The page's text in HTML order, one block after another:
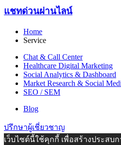
แชทด่วนผ่านไลน์
Home
Service
Chat & Call Center
Healthcare Digital Marketing
Social Analytics & Dashboard
Market Research & Social
SEO / SEM
Blog
ปรึกษาผู้เชี่ยวชาญ
เว็บไซต์นี้ใช้คุกกี้ เพื่อสร้างประส